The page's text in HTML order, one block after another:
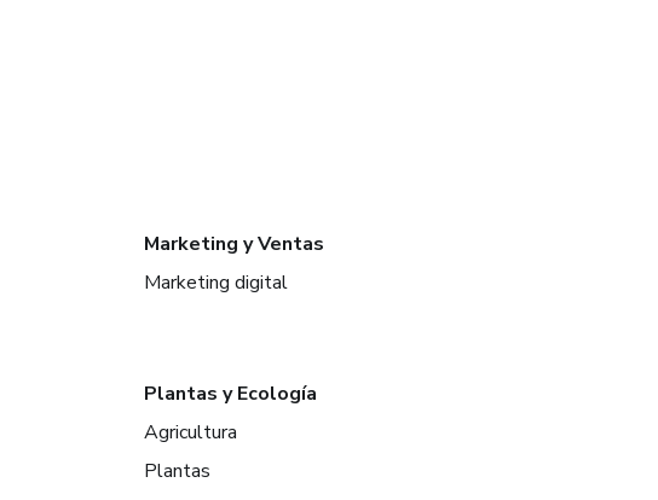
Marketing y Ventas
Marketing digital
Plantas y Ecología
Agricultura
Plantas